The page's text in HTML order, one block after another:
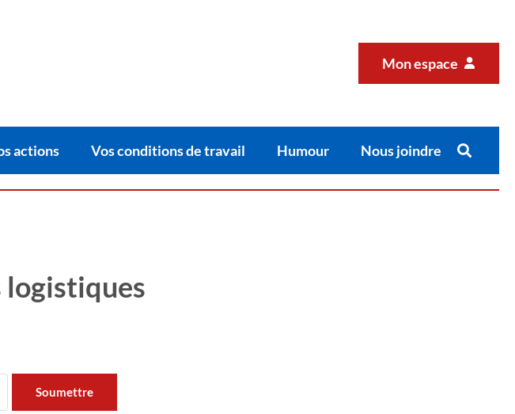
Mon espace
actions Vos conditions de travail Humour Nous joindre
logistiques